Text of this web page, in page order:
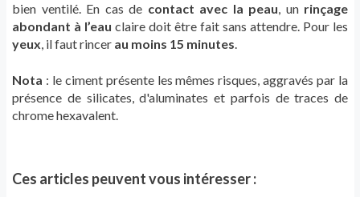
bien ventilé. En cas de contact avec la peau, un rinçage
abondant à l’eau claire doit être fait sans attendre. Pour les
yeux, il faut rincer au moins 15 minutes.
Nota : le ciment présente les mêmes risques, aggravés par la
présence de silicates, d'aluminates et parfois de traces de
chrome hexavalent.
Ces articles peuvent vous intéresser :